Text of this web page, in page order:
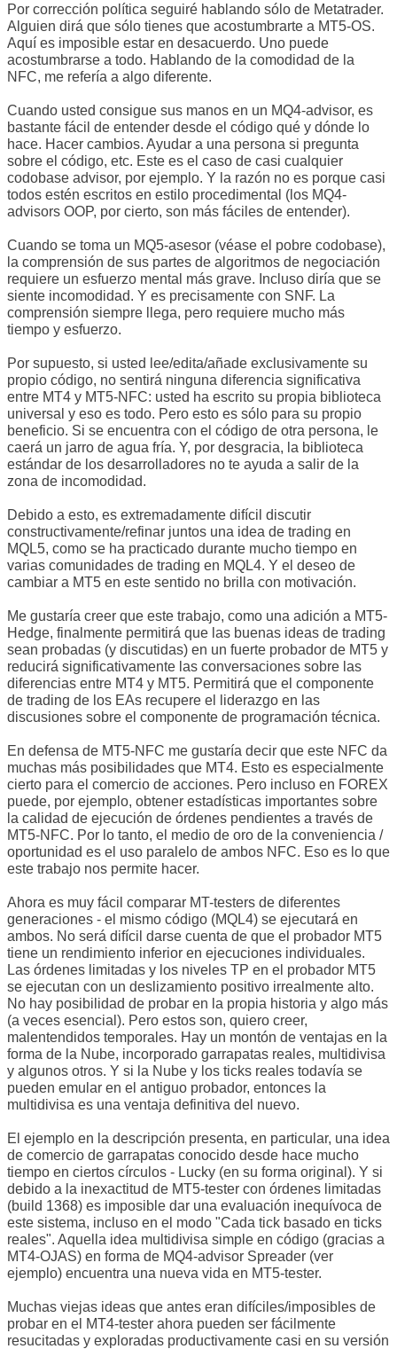
Por corrección política seguiré hablando sólo de Metatrader.
Alguien dirá que sólo tienes que acostumbrarte a MT5-OS.
Aquí es imposible estar en desacuerdo. Uno puede
acostumbrarse a todo. Hablando de la comodidad de la
NFC, me refería a algo diferente.
Cuando usted consigue sus manos en un MQ4-advisor, es
bastante fácil de entender desde el código qué y dónde lo
hace. Hacer cambios. Ayudar a una persona si pregunta
sobre el código, etc. Este es el caso de casi cualquier
codobase advisor, por ejemplo. Y la razón no es porque casi
todos estén escritos en estilo procedimental (los MQ4-
advisors OOP, por cierto, son más fáciles de entender).
Cuando se toma un MQ5-asesor (véase el pobre codobase),
la comprensión de sus partes de algoritmos de negociación
requiere un esfuerzo mental más grave. Incluso diría que se
siente incomodidad. Y es precisamente con SNF. La
comprensión siempre llega, pero requiere mucho más
tiempo y esfuerzo.
Por supuesto, si usted lee/edita/añade exclusivamente su
propio código, no sentirá ninguna diferencia significativa
entre MT4 y MT5-NFC: usted ha escrito su propia biblioteca
universal y eso es todo. Pero esto es sólo para su propio
beneficio. Si se encuentra con el código de otra persona, le
caerá un jarro de agua fría. Y, por desgracia, la biblioteca
estándar de los desarrolladores no te ayuda a salir de la
zona de incomodidad.
Debido a esto, es extremadamente difícil discutir
constructivamente/refinar juntos una idea de trading en
MQL5, como se ha practicado durante mucho tiempo en
varias comunidades de trading en MQL4. Y el deseo de
cambiar a MT5 en este sentido no brilla con motivación.
Me gustaría creer que este trabajo, como una adición a MT5-
Hedge, finalmente permitirá que las buenas ideas de trading
sean probadas (y discutidas) en un fuerte probador de MT5 y
reducirá significativamente las conversaciones sobre las
diferencias entre MT4 y MT5. Permitirá que el componente
de trading de los EAs recupere el liderazgo en las
discusiones sobre el componente de programación técnica.
En defensa de MT5-NFC me gustaría decir que este NFC da
muchas más posibilidades que MT4. Esto es especialmente
cierto para el comercio de acciones. Pero incluso en FOREX
puede, por ejemplo, obtener estadísticas importantes sobre
la calidad de ejecución de órdenes pendientes a través de
MT5-NFC. Por lo tanto, el medio de oro de la conveniencia /
oportunidad es el uso paralelo de ambos NFC. Eso es lo que
este trabajo nos permite hacer.
Ahora es muy fácil comparar MT-testers de diferentes
generaciones - el mismo código (MQL4) se ejecutará en
ambos. No será difícil darse cuenta de que el probador MT5
tiene un rendimiento inferior en ejecuciones individuales.
Las órdenes limitadas y los niveles TP en el probador MT5
se ejecutan con un deslizamiento positivo irrealmente alto.
No hay posibilidad de probar en la propia historia y algo más
(a veces esencial). Pero estos son, quiero creer,
malentendidos temporales. Hay un montón de ventajas en la
forma de la Nube, incorporado garrapatas reales, multidivisa
y algunos otros. Y si la Nube y los ticks reales todavía se
pueden emular en el antiguo probador, entonces la
multidivisa es una ventaja definitiva del nuevo.
El ejemplo en la descripción presenta, en particular, una idea
de comercio de garrapatas conocido desde hace mucho
tiempo en ciertos círculos - Lucky (en su forma original). Y si
debido a la inexactitud de MT5-tester con órdenes limitadas
(build 1368) es imposible dar una evaluación inequívoca de
este sistema, incluso en el modo "Cada tick basado en ticks
reales". Aquella idea multidivisa simple en código (gracias a
MT4-OJAS) en forma de MQ4-advisor Spreader (ver
ejemplo) encuentra una nueva vida en MT5-tester.
Muchas viejas ideas que antes eran difíciles/imposibles de
probar en el MT4-tester ahora pueden ser fácilmente
resucitadas y exploradas productivamente casi en su versión